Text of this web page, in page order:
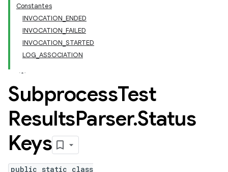
Constantes
INVOCATION_ENDED
INVOCATION_FAILED
INVOCATION_STARTED
LOG_ASSOCIATION
SubprocessTest
ResultsParser.Status
Keys
public static class